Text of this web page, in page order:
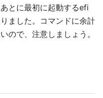
とに最初に起動するefi
ました。コマンドに余計
ので、注意しましょう。